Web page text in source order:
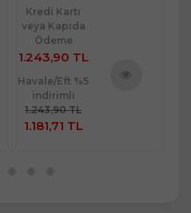
Kredi Kartı
veya Kapıda
Ödeme
1.243,90 TL
Havale/Eft %5
indirimli
1.243,90 TL
1.181,71 TL